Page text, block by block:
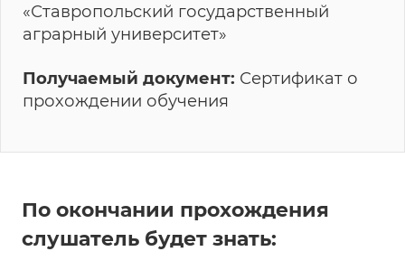
«Ставропольский государственный
аграрный университет»
Получаемый документ: Сертификат о
прохождении обучения
По окончании прохождения
слушатель будет знать: